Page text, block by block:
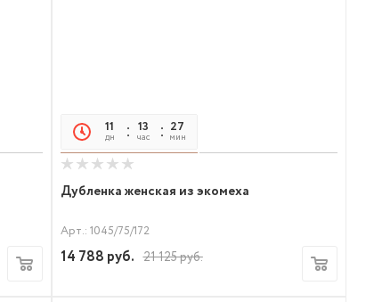
11
дн
13
час
27
мин
Дубленка женская из экомеха
Арт.: 1045/75/172
14 788 руб. 21 125руб.